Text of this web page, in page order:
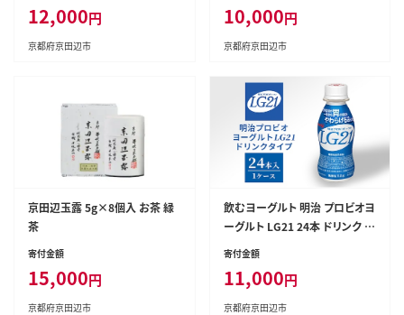
12,000円
京都府京田辺市
10,000円
京都府京田辺市
京田辺玉露 5g×8個入 お茶 緑
茶
寄付金額
15,000円
京都府京田辺市
飲むヨーグルト 明治 プロビオヨ
ーグルト LG21 24本 ドリンク タ
イプ 乳酸菌 機能性表示食品 ド
リンク ヨーグルト 飲み物 飲料
ジュース 健康食品 健康 ヨーグ
寄付金額
11,000円
京都府京田辺市